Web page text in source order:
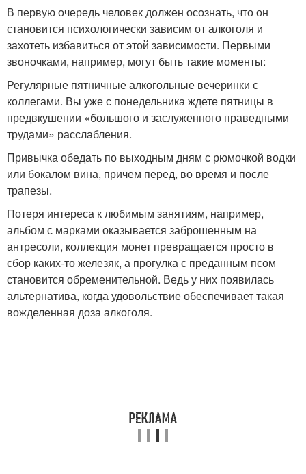
В первую очередь человек должен осознать, что он
становится психологически зависим от алкоголя и
захотеть избавиться от этой зависимости. Первыми
звоночками, например, могут быть такие моменты:
Регулярные пятничные алкогольные вечеринки с
коллегами. Вы уже с понедельника ждете пятницы в
предвкушении «большого и заслуженного праведными
трудами» расслабления.
Привычка обедать по выходным дням с рюмочкой водки
или бокалом вина, причем перед, во время и после
трапезы.
Потеря интереса к любимым занятиям, например,
альбом с марками оказывается заброшенным на
антресоли, коллекция монет превращается просто в
сбор каких-то железяк, а прогулка с преданным псом
становится обременительной. Ведь у них появилась
альтернатива, когда удовольствие обеспечивает такая
вожделенная доза алкоголя.